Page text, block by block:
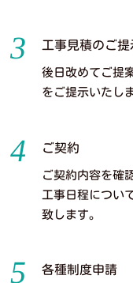
工事見積のご提
後日改めてご提
をご提示いたし
ご契約
ご契約内容を確
工事日程につい
致します。
各種制度申請